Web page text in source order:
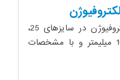
مطابق جدول زیر کوپلر های الکتروفیوژن در سایزهای 25،
50، 63، 75، 90، 110، 125 و 160 میلیمتر و با مشخصات